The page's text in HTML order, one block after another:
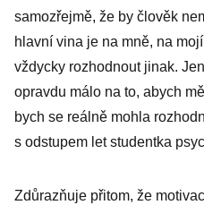
samozřejmě, že by člověk
hlavní vina je na mně, na
vždycky rozhodnout jinak.
opravdu málo na to, abych
bych se reálně mohla
s odstupem let studentka
Zdůrazňuje přitom, že